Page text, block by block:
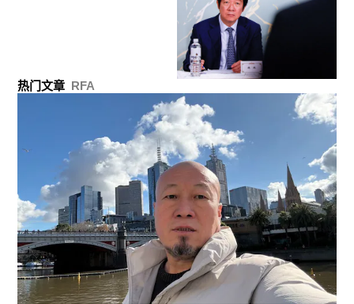
热门文章 RFA